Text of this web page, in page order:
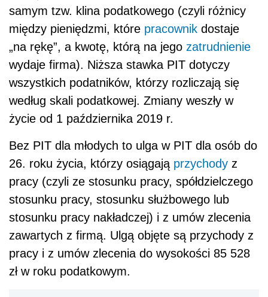
samym tzw. klina podatkowego (czyli różnicy
między pieniędzmi, które pracownik dostaje
„na rękę”, a kwotę, którą na jego zatrudnienie
wydaje firma). Niższa stawka PIT dotyczy
wszystkich podatników, którzy rozliczają się
według skali podatkowej. Zmiany weszły w
życie od 1 października 2019 r.
Bez PIT dla młodych to ulga w PIT dla osób do
26. roku życia, którzy osiągają przychody z
pracy (czyli ze stosunku pracy, spółdzielczego
stosunku pracy, stosunku służbowego lub
stosunku pracy nakładczej) i z umów zlecenia
zawartych z firmą. Ulgą objęte są przychody z
pracy i z umów zlecenia do wysokości 85 528
zł w roku podatkowym.